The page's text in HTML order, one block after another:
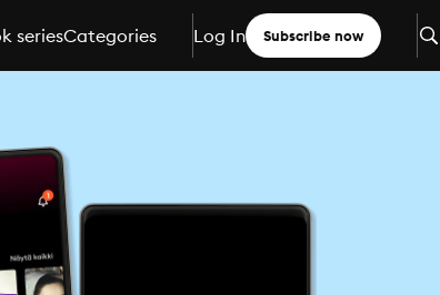
seriesCategories Log In Subscribe now